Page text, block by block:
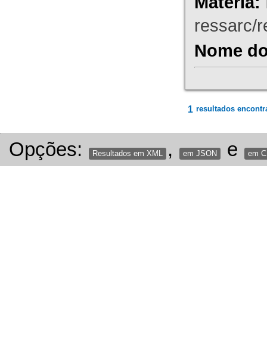
ressarc/
Nome
1 resultados
Opções: Resultados em XML , em JSON e em